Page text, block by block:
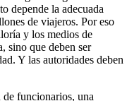
depende la adecuada
de viajeros. Por eso
y los medios de
sino que deben ser
Y las autoridades deben
funcionarios, una